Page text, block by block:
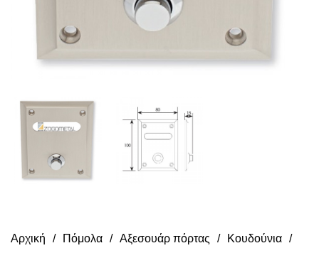
Αρχική Πόμολα Αξεσουάρ πόρτας Κουδούνια